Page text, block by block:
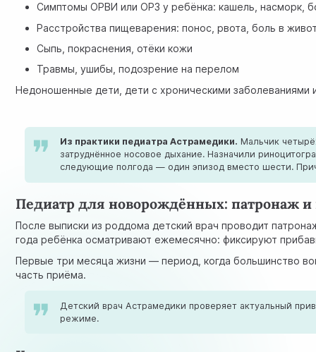
Симптомы ОРВИ или ОРЗ у ребёнка: кашель, насморк,
Расстройства пищеварения: понос, рвота, боль в
Сыпь, покраснения, отёки кожи
Травмы, ушибы, подозрение на перелом
Недоношенные дети, дети с хроническими
Из практики педиатра Астрамедики. Мальчик
затруднённое носовое дыхание. Назначили
следующие полгода — один эпизод вместо шести.
Педиатр для новорождённых: патронаж
После выписки из роддома детский врач проводит
года ребёнка осматривают ежемесячно: фиксируют
Первые три месяца жизни — период, когда большинство
часть приёма.
Детский врач Астрамедики проверяет актуальный
режиме.